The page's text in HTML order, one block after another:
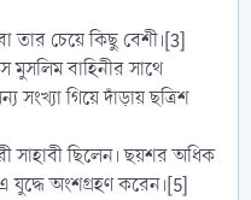
তার চেয়ে কিছু বেশী।[3]
মুসলিম বাহিনীর সাথে
সংখ্যা গিয়ে দাঁড়ায় ছত্রিশ
সাহাবী ছিলেন। ছয়শর অধিক
যুদ্ধে অংশগ্রহণ করেন।[5]